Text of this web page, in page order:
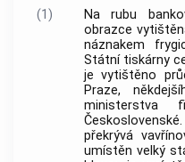
(1)
Na rubu
obrazce
náznakem
Státní tiskárny
je vytištěno
Praze,
překrývá
umístěn velký